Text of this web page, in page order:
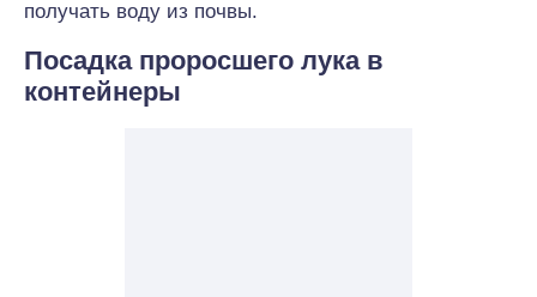
получать воду из почвы.
Посадка проросшего лука в
контейнеры